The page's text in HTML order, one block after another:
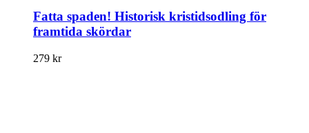
Fatta spaden! Historisk kristidsodling för
framtida skördar
279 kr